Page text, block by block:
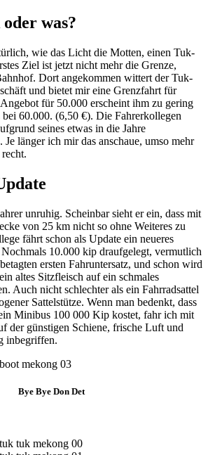
was?
wie das Licht die Motten, einen Tuk-
Ziel ist jetzt nicht mehr die Grenze,
Dort angekommen wittert der Tuk-
und bietet mir eine Grenzfahrt für
für 50.000 erscheint ihm zu gering
60.000. (6,50 €). Die Fahrerkollegen
seines etwas in die Jahre
Je länger ich mir das anschaue, umso mehr
unruhig. Scheinbar sieht er ein, dass mit
von 25 km nicht so ohne Weiteres zu
fährt schon als Update ein neueres
10.000 kip draufgelegt, vermutlich
ersten Fahruntersatz, und schon wird
altes Sitzfleisch auf ein schmales
Auch nicht schlechter als ein Fahrradsattel
Sattelstütze. Wenn man bedenkt, dass
Minibus 100 000 Kip kostet, fahr ich mit
der günstigen Schiene, frische Luft und
inbegriffen.
Bye Bye Don Det